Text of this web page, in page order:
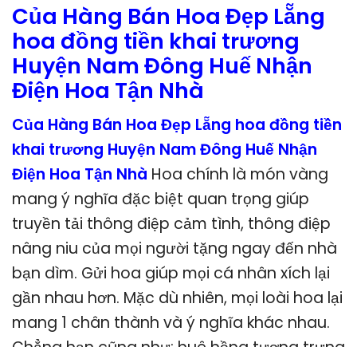
Của Hàng Bán Hoa Đẹp Lẵng
hoa đồng tiền khai trương
Huyện Nam Đông Huế Nhận
Điện Hoa Tận Nhà
Của Hàng Bán Hoa Đẹp Lẵng hoa đồng tiền
khai trương Huyện Nam Đông Huế Nhận
Điện Hoa Tận Nhà Hoa chính là món vàng
mang ý nghĩa đặc biệt quan trọng giúp
truyền tải thông điệp cảm tình, thông điệp
nâng niu của mọi người tặng ngay đến nhà
bạn dìm. Gửi hoa giúp mọi cá nhân xích lại
gần nhau hơn. Mặc dù nhiên, mọi loài hoa lại
mang 1 chân thành và ý nghĩa khác nhau.